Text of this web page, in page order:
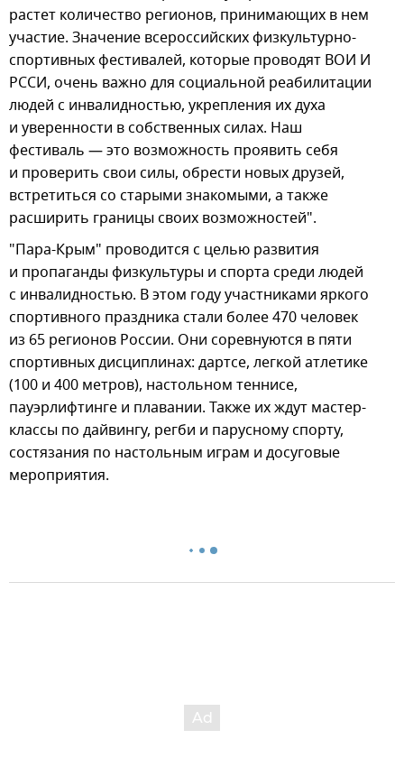
растет количество регионов, принимающих в нем
участие. Значение всероссийских физкультурно-
спортивных фестивалей, которые проводят ВОИ И
РССИ, очень важно для социальной реабилитации
людей с инвалидностью, укрепления их духа
и уверенности в собственных силах. Наш
фестиваль — это возможность проявить себя
и проверить свои силы, обрести новых друзей,
встретиться со старыми знакомыми, а также
расширить границы своих возможностей".
"Пара-Крым" проводится с целью развития
и пропаганды физкультуры и спорта среди людей
с инвалидностью. В этом году участниками яркого
спортивного праздника стали более 470 человек
из 65 регионов России. Они соревнуются в пяти
спортивных дисциплинах: дартсе, легкой атлетике
(100 и 400 метров), настольном теннисе,
пауэрлифтинге и плавании. Также их ждут мастер-
классы по дайвингу, регби и парусному спорту,
состязания по настольным играм и досуговые
мероприятия.